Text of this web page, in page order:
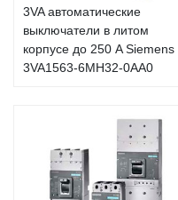
3VA автоматические
выключатели в литом
корпусе до 250 A Siemens
3VA1563-6MH32-0AA0